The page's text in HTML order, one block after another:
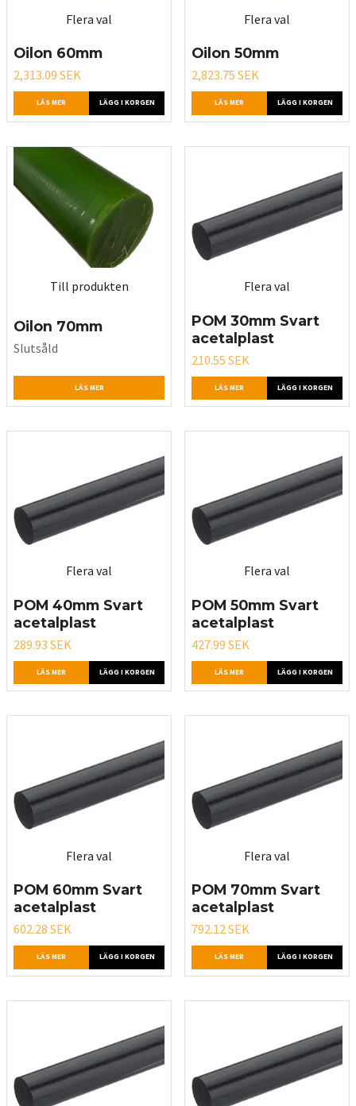
Flera val
Oilon 60mm
2,313.09 SEK
LÄS MER LÄGG I KORGEN
Flera val
Oilon 50mm
2,823.75 SEK
LÄS MER LÄGG I KORGEN
Till produkten
Oilon 70mm
Slutsåld
LÄS MER
Flera val
POM 30mm Svart
acetalplast
210.55 SEK
LÄS MER LÄGG I KORGEN
Flera val
POM 40mm Svart
acetalplast
289.93 SEK
LÄS MER LÄGG I KORGEN
Flera val
POM 50mm Svart
acetalplast
427.99 SEK
LÄS MER LÄGG I KORGEN
Flera val
POM 60mm Svart
acetalplast
602.28 SEK
LÄS MER LÄGG I KORGEN
Flera val
POM 70mm Svart
acetalplast
792.12 SEK
LÄS MER LÄGG I KORGEN